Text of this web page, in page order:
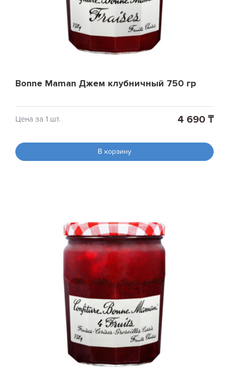
Bonne Maman Джем клубничный 750 гр
Цена за 1 шт. 4 690 ₸
В корзину